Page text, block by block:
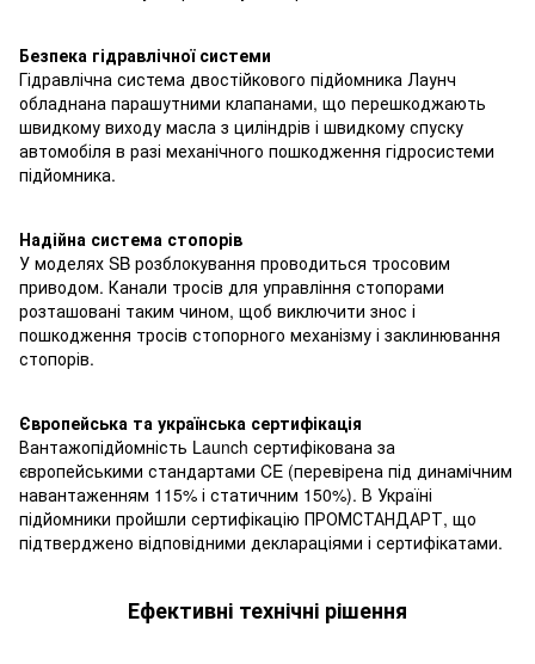
Безпека гідравлічної системи
Гідравлічна система двостійкового підйомника Лаунч
обладнана парашутними клапанами, що перешкоджають
швидкому виходу масла з циліндрів і швидкому спуску
автомобіля в разі механічного пошкодження гідросистеми
підйомника.
Надійна система стопорів
У моделях SB розблокування проводиться тросовим
приводом. Канали тросів для управління стопорами
розташовані таким чином, щоб виключити знос і
пошкодження тросів стопорного механізму і заклинювання
стопорів.
Європейська та українська сертифікація
Вантажопідйомність Launch сертифікована за
європейськими стандартами CE (перевірена під динамічним
навантаженням 115% і статичним 150%). В Україні
підйомники пройшли сертифікацію ПРОМСТАНДАРТ, що
підтверджено відповідними деклараціями і сертифікатами.
Ефективні технічні рішення